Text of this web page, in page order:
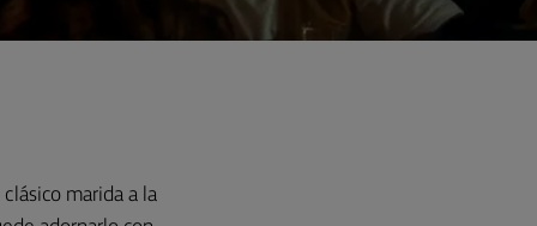
marida a la